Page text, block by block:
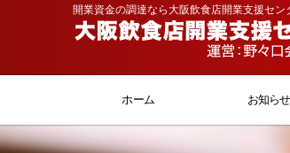
開業資金の調達なら大阪飲食店開業支援セン
ホーム お知らせ